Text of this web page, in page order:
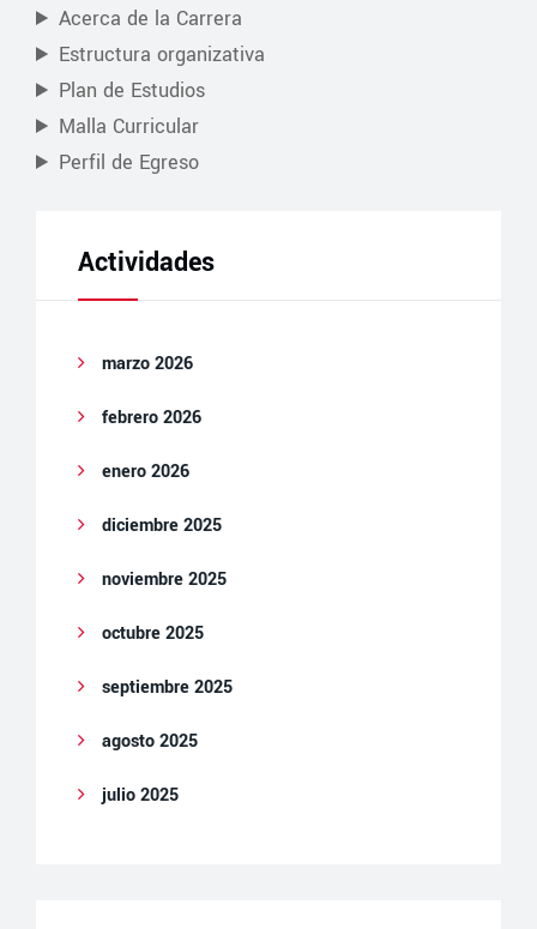
Acerca de la Carrera
Estructura organizativa
Plan de Estudios
Malla Curricular
Perfil de Egreso
Actividades
marzo 2026
febrero 2026
enero 2026
diciembre 2025
noviembre 2025
octubre 2025
septiembre 2025
agosto 2025
julio 2025